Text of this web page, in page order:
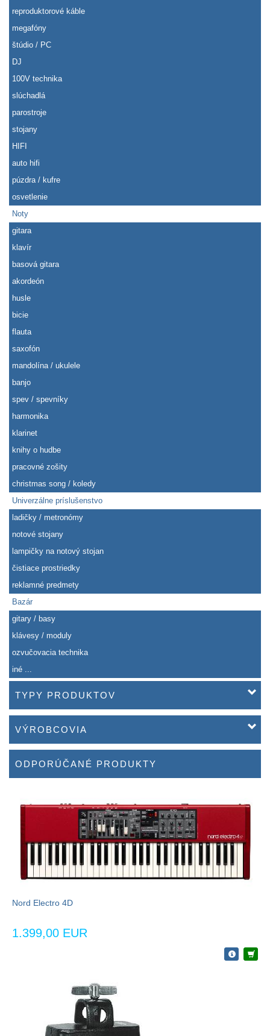
reproduktorové káble
megafóny
štúdio / PC
DJ
100V technika
slúchadlá
parostroje
stojany
HIFI
auto hifi
púzdra / kufre
osvetlenie
Noty
gitara
klavír
basová gitara
akordeón
husle
bicie
flauta
saxofón
mandolína / ukulele
banjo
spev / spevníky
harmonika
klarinet
knihy o hudbe
pracovné zošity
christmas song / koledy
Univerzálne príslušenstvo
ladičky / metronómy
notové stojany
lampičky na notový stojan
čistiace prostriedky
reklamné predmety
Bazár
gitary / basy
klávesy / moduly
ozvučovacia technika
iné ...
TYPY PRODUKTOV
VÝROBCOVIA
ODPORÚČANÉ PRODUKTY
Nord Electro 4D
1.399,00 EUR